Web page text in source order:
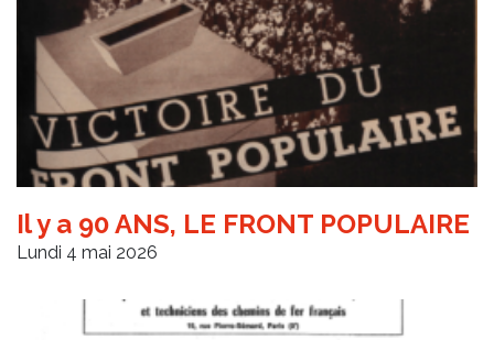
Il y a 90 ANS, LE FRONT POPULAIRE
Lundi 4 mai 2026